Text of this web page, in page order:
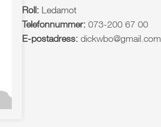
Roll: Ledamot
Telefonnummer: 073-200 67 00
E-postadress: dickwbo@gmail.com